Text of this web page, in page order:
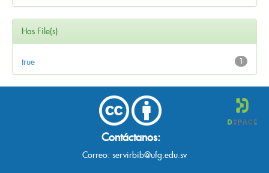
Has File(s)
1
true
Contáctanos:
Correo: servirbib@ufg.edu.sv